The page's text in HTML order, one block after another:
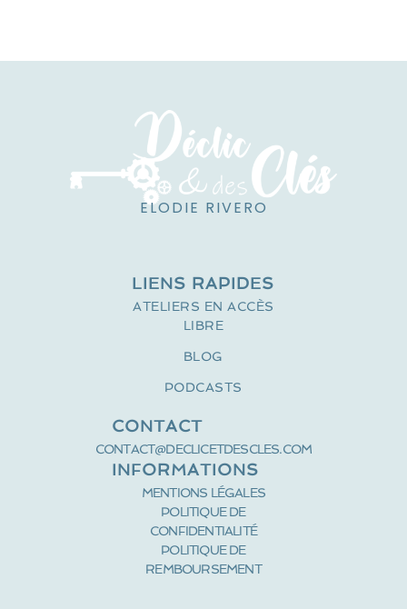
ELODIE RIVERO
LIENS RAPIDES
ATELIERS EN ACCÈS
LIBRE
BLOG
PODCASTS
CONTACT
CONTACT@DECLICETDESCLES.COM
INFORMATIONS
MENTIONS LÉGALES
POLITIQUE DE
CONFIDENTIALITÉ
POLITIQUE DE
REMBOURSEMENT